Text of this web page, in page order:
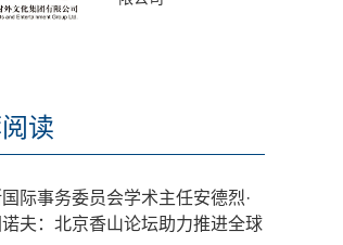
读
际事务委员会学术主任安德烈·
夫：北京香山论坛助力推进全球